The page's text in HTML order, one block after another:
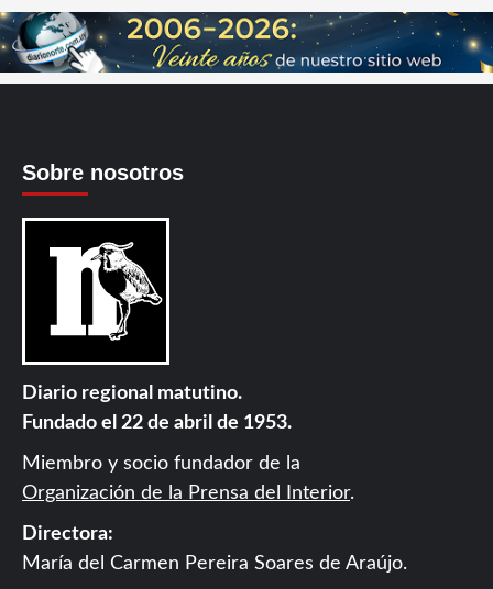
Sobre nosotros
Diario regional matutino.
Fundado el 22 de abril de 1953.
Miembro y socio fundador de la
Organización de la Prensa del Interior.
Directora:
María del Carmen Pereira Soares de Araújo.